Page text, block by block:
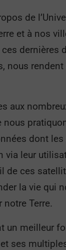
de
et à nos
dernières
nous rendent
aux
dont
via leur
de ces
la vie qui
notre Terre.
un meilleur
ses